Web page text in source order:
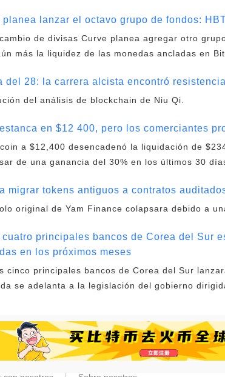
lanzar el octavo grupo de fondos:
de divisas Curve planea agregar otro
más la liquidez de las monedas ancladas en
del 28: la carrera alcista encontró
del análisis de blockchain de Niu Qi.
en $12 400, pero los comerciantes
a $12,400 desencadenó la liquidación de
de una ganancia del 30% en los últimos 30
migrar tokens antiguos a contratos
original de Yam Finance colapsara debido a
principales bancos de Corea del Sur
en los próximos meses
cinco principales bancos de Corea del Sur
se adelanta a la legislación del gobierno